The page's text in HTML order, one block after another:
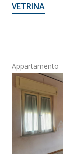
VETRINA